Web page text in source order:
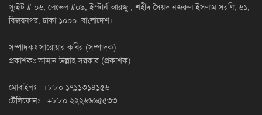
স্যুইট # ০৬, লেভেল #০৯, ইস্টার্ন আরজু , শহীদ সৈয়দ নজরুল ইসলাম সরণি, ৬১,
বিজয়নগর, ঢাকা ১০০০, বাংলাদেশ।
সম্পাদকঃ সারোয়ার কবির (সম্পাদক)
প্রকাশকঃ আমান উল্লাহ সরকার (প্রকাশক)
মোবাইলঃ +৮৮০ ১৭১১৩১৪১৫৬
টেলিফোনঃ +৮৮০ ২২২৬৬৬৫৫৩৩